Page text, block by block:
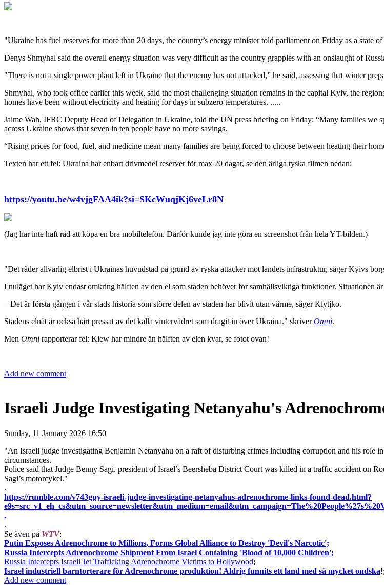
"Ukraine has fuel reserves for more than 20 days, the country’s energy minister told parliament on Friday as a state
Denys Shmyhal said the overall energy situation was very difficult as the country grapples with an onslaught of
"There is not a single power plant left in Ukraine that the enemy has not attacked,” he said, assessing that winter
Shmyhal, who took office earlier this week, said the most challenging situation remains in the capital Kyiv, the
homes have been without electricity and heating for days in subzero temperatures. .....
Jaime Wah, IFRC Deputy Head of Delegation in Ukraine, told the UN press briefing on Friday: “Many families we
across Ukraine shows that seven in ten people have no more savings.
“Rising prices for food, fuel, and medicine mean many families are being forced to choose between heating their
Texten har ett fel: Ukraina har enbart drivmedel reserver för max 20 dagar, se den ärliga tyska filmen nedan:
https://youtu.be/w4vjgFAA4ik?si=SKcWuqjKj6veLr8N
(Jag har inte haft råd att köpa en bra mobiltelefon. Därför kunde jag inte göra en screenshot från hela YT-bilden.)
"Det råder allvarlig elbrist i Ukrainas huvudstad på grund av ryska attacker mot landets infrastruktur, säger Kyivs
I nuläget har Kyiv endast omkring hälften av den el som staden behöver för samhällsviktiga funktioner. Situationen
– Det är första gången i vår stads historia som större delen av staden har blivit utan värme, säger Klytjko.
Stadens elnät är också hårt pressat av det kalla vintervädret som dragit in över Ukraina." skriverOmni.
Men Omni rapporterar fel: Kiew har mindre än hälften av elen kvar, se fotot ovan!
Add new comment
Israeli Judge Investigating Netanyahu's
Sunday, 11 January 2026 16:50
"An Israeli judge investigating Benjamin Netanyahu on a raft of disturbing crimes including corruption and his role
circumstances.
Police said that Judge Benny Sagi, president of Israel’s Beersheba District Court was killed in a traffic accident on
Sagi’s motorcykel."
.
https://rumble.com/v743gpy-israeli-judge-investigating-netanyahus-adrenochrome-links-found-dead.html?
.
.
Se även på WTV:
Putin Exposes Adrenochrome to Millions, Forms Global Alliance to Destroy 'Devil's Narcotic';
Russia Intercepts Adrenochrome Shipment From Israel Containing 'Blood of 10,000 Children';
Russia Intercepts Israeli Jet Trafficking Adrenochrome Victims to Hollywood;
Israel industriell barntorterare för Adrenochrome produktion! Aldrig funnits ett land med så mycket ondska!;
Add new comment